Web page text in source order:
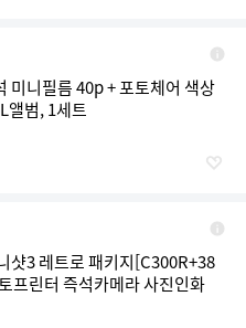
미니필름 40p + 포토체어 색상
앨범, 1세트
샷3 레트로 패키지[C300R+38
프린터 즉석카메라 사진인화